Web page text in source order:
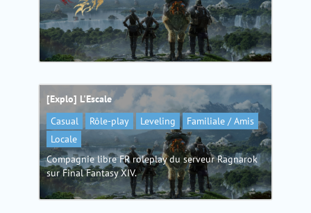
[Explo] L'Escale
Casual
Rôle-play Leveling
Familiale / Amis
Locale
Compagnie libre FR roleplay du serveur Ragnarok
sur Final Fantasy XIV.